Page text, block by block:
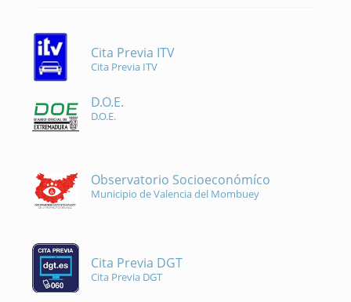
Cita Previa ITV
Cita Previa ITV
D.O.E.
D.O.E.
Observatorio Socioeconómíco
Municipio de Valencia del Mombuey
Cita Previa DGT
Cita Previa DGT